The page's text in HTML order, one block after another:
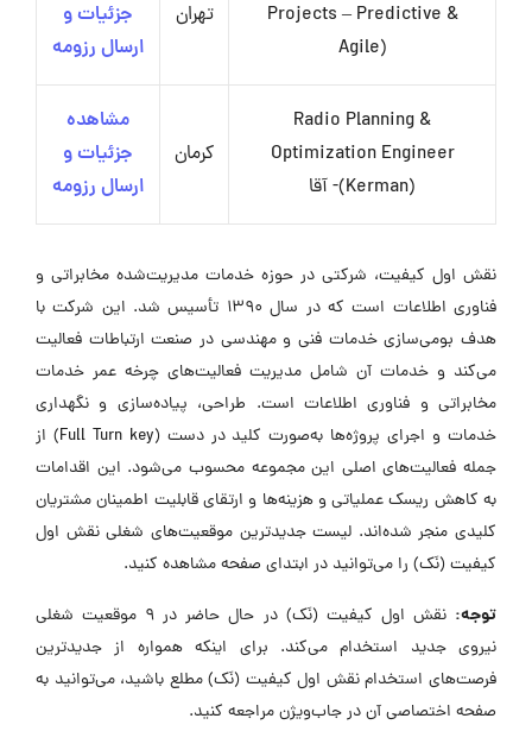
Projects – Predictive &
Agile)
تهران
جزئیات و
ارسال رزومه
Radio Planning &
Optimization Engineer
(Kerman)- آقا
کرمان
مشاهده
جزئیات و
ارسال رزومه
نقش اول کیفیت، شرکتی در حوزه خدمات مدیریت‌شده مخابراتی و
فناوری اطلاعات است که در سال ۱۳۹۰ تأسیس شد. این شرکت با
هدف بومی‌سازی خدمات فنی و مهندسی در صنعت ارتباطات فعالیت
می‌کند و خدمات آن شامل مدیریت فعالیت‌های چرخه عمر خدمات
مخابراتی و فناوری اطلاعات است. طراحی، پیاده‌سازی و نگهداری
خدمات و اجرای پروژه‌ها به‌صورت کلید در دست (Full Turn key) از
جمله فعالیت‌های اصلی این مجموعه محسوب می‌شود. این اقدامات
به کاهش ریسک عملیاتی و هزینه‌ها و ارتقای قابلیت اطمینان مشتریان
کلیدی منجر شده‌اند. لیست جدیدترین موقعیت‌های شغلی نقش اول
کیفیت (نَک) را می‌توانید در ابتدای صفحه مشاهده کنید.
توجه:
نقش اول کیفیت (نَک) در حال حاضر در ۹ موقعیت شغلی
نیروی جدید استخدام می‌کند. برای اینکه همواره از جدیدترین
فرصت‌های استخدام نقش اول کیفیت (نَک) مطلع باشید، می‌توانید به
صفحه اختصاصی آن در جاب‌ویژن مراجعه کنید.